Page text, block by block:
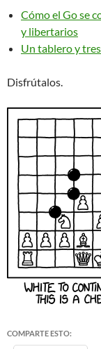
Cómo el Go se
y libertarios
Un tablero y
Disfrútalos.
COMPARTE ESTO: